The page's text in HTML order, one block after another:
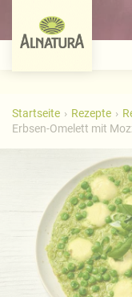
Startseite Rezepte
Erbsen-Omelett mit